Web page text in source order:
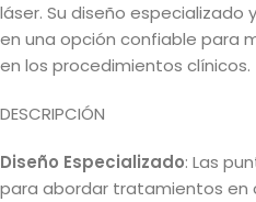
láser. Su diseño
en una opción confiable para
en los procedimientos clínicos.
DESCRIPCIÓN
Diseño Especializado: Las
para abordar tratamientos en